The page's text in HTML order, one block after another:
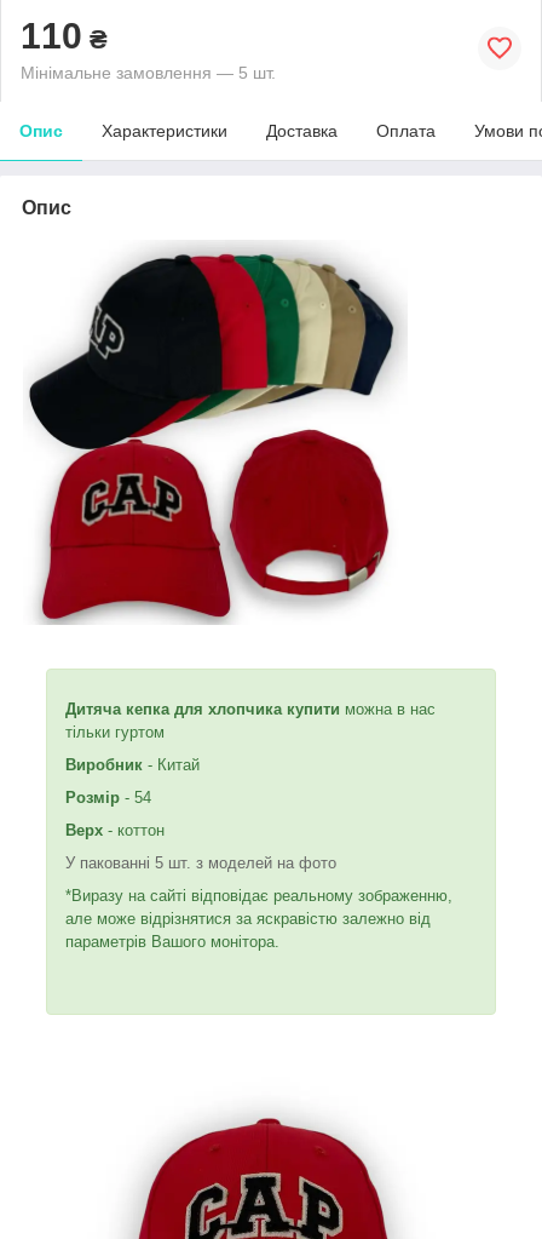
110 ₴
Мінімальне замовлення — 5 шт.
Опис Характеристики Доставка Оплата Умови
Опис
Дитяча кепка для хлопчика купити можна в нас
тільки гуртом
Виробник - Китай
Розмір - 54
Верх - коттон
У пакованні 5 шт. з моделей на фото
*Виразу на сайті відповідає реальному зображенню,
але може відрізнятися за яскравістю залежно від
параметрів Вашого монітора.